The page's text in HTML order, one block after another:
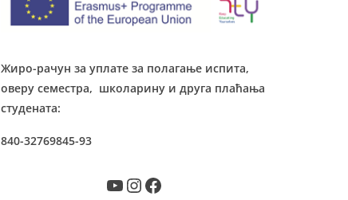
Жиро-рачун за уплате за полагање испита,
оверу семестра, школарину и друга плаћања
студената:
840-32769845-93
YouTube InstagramFacebook